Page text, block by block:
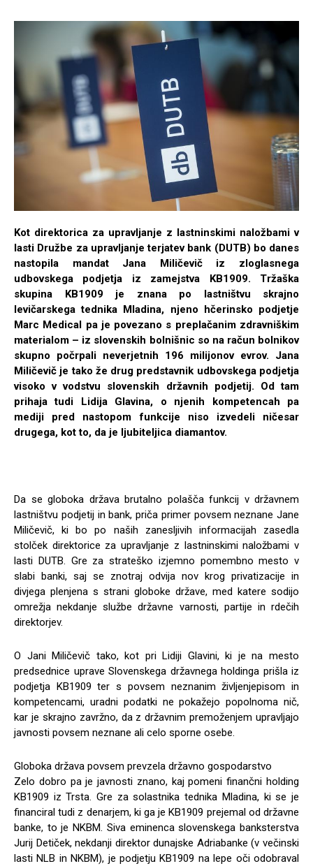
Kot direktorica za upravljanje z lastninskimi naložbami v
lasti Družbe za upravljanje terjatev bank (DUTB) bo danes
nastopila mandat Jana Miličevič iz zloglasnega
udbovskega podjetja iz zamejstva KB1909. Tržaška
skupina KB1909 je znana po lastništvu skrajno
levičarskega tednika Mladina, njeno hčerinsko podjetje
Marc Medical pa je povezano s preplačanim zdravniškim
materialom – iz slovenskih bolnišnic so na račun bolnikov
skupno počrpali neverjetnih 196 milijonov evrov. Jana
Miličevič je tako že drug predstavnik udbovskega podjetja
visoko v vodstvu slovenskih državnih podjetij. Od tam
prihaja tudi Lidija Glavina, o njenih kompetencah pa
mediji pred nastopom funkcije niso izvedeli ničesar
drugega, kot to, da je ljubiteljica diamantov.
Da se globoka država brutalno polašča funkcij v državnem
lastništvu podjetij in bank, priča primer povsem neznane Jane
Miličevič, ki bo po naših zanesljivih informacijah zasedla
stolček direktorice za upravljanje z lastninskimi naložbami v
lasti DUTB. Gre za strateško izjemno pomembno mesto v
slabi banki, saj se znotraj odvija nov krog privatizacije in
divjega plenjena s strani globoke države, med katere sodijo
omrežja nekdanje službe državne varnosti, partije in rdečih
direktorjev.
O Jani Miličevič tako, kot pri Lidiji Glavini, ki je na mesto
predsednice uprave Slovenskega državnega holdinga prišla iz
podjetja KB1909 ter s povsem neznanim življenjepisom in
kompetencami, uradni podatki ne pokažejo popolnoma nič,
kar je skrajno zavržno, da z državnim premoženjem upravljajo
javnosti povsem neznane ali celo sporne osebe.
Globoka država povsem prevzela državno gospodarstvo
Zelo dobro pa je javnosti znano, kaj pomeni finančni holding
KB1909 iz Trsta. Gre za solastnika tednika Mladina, ki se je
financiral tudi z denarjem, ki ga je KB1909 prejemal od državne
banke, to je NKBM. Siva eminenca slovenskega banksterstva
Jurij Detiček, nekdanji direktor dunajske Adriabanke (v večinski
lasti NLB in NKBM), je podjetju KB1909 na lepe oči odobraval